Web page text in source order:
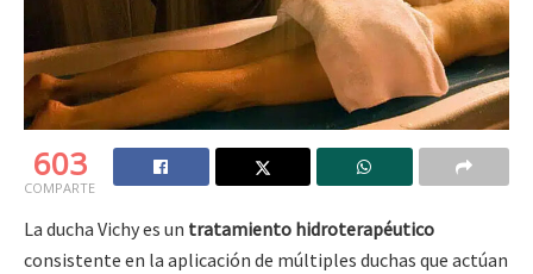
603
COMPARTE
La ducha Vichy es un tratamiento hidroterapéutico
consistente en la aplicación de múltiples duchas que actúan